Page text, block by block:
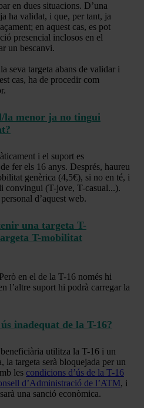
en dues situacions. D’una
ha validat, i que, per tant, ja
en aquest cas, es pot
presencial inclosos en el
un bescanvi.
seva targeta abans de validar i
cas, ha de procedir com
la menor ja no tingui
i el suport es
fer els 16 anys. Després, haureu
genèrica (4,5€), si no en té, i
convingui (T-jove, T-casual...).
d’aquest web.
una targeta T-
T-mobilitat
en el de la T-16 només hi
l’altre suport hi podrà carregar la
inadequat de la T-16?
utilitza la T-16 i un
la targeta serà bloquejada per un
les condicions d’ús de la T-16
d’Administració de l’ATM, i
una sanció econòmica.